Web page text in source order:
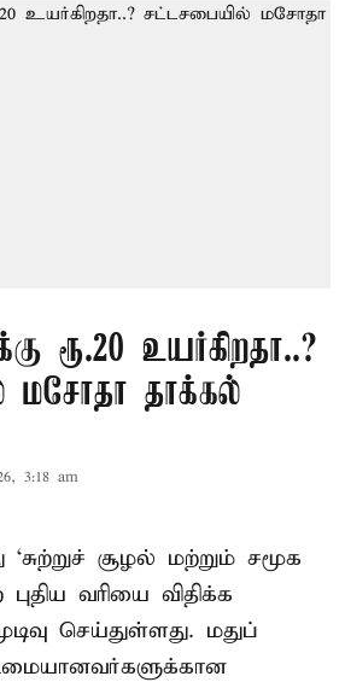
ரூ.20 உயர்கிறதா..?
மசோதா தாக்கல்
3:18 am
சூழல் மற்றும் சமூக
வரியை விதிக்க
செய்துள்ளது. மதுப்